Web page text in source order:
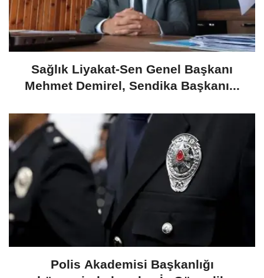
​Sağlık Liyakat-Sen Genel Başkanı
Mehmet Demirel, Sendika Başkanı...
Polis Akademisi Başkanlığı